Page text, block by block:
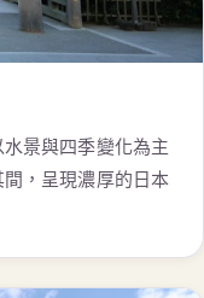
景與四季變化為主
，呈現濃厚的日本